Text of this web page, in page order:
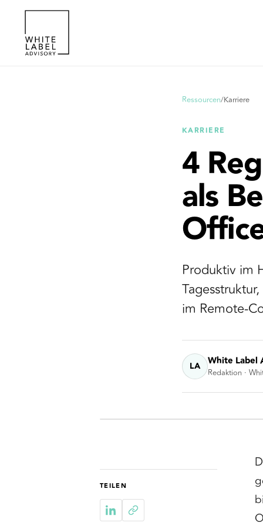
Ressourcen/Karriere
KARRIERE
4
als
Produktiv im
im Remote-
LA White Label
Redaktion ·
TEILEN